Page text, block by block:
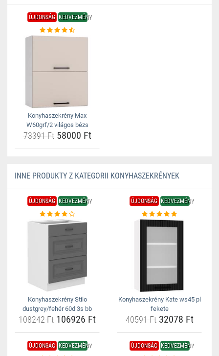
ÚJDONSÁG KEDVEZMÉNY
Konyhaszekrény Max
W60grf/2 világos bézs
73391 Ft58000 Ft
INNE PRODUKTY Z KATEGORII KONYHASZEKRÉNYEK
ÚJDONSÁG KEDVEZMÉNY
Konyhaszekrény Stilo
dustgrey/fehér 60d 3s bb
108242 Ft 106926 Ft
ÚJDONSÁG KEDVEZMÉNY
Konyhaszekrény Kate ws45 pl
fekete
40591 Ft32078 Ft
ÚJDONSÁG KEDVEZMÉNY ÚJDONSÁG KEDVEZMÉNY